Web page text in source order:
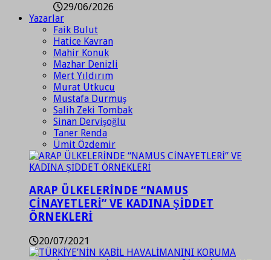
29/06/2026
Yazarlar
Faik Bulut
Hatice Kavran
Mahir Konuk
Mazhar Denizli
Mert Yıldırım
Murat Utkucu
Mustafa Durmuş
Salih Zeki Tombak
Sinan Dervişoğlu
Taner Renda
Ümit Özdemir
ARAP ÜLKELERİNDE “NAMUS
CİNAYETLERİ” VE KADINA ŞİDDET
ÖRNEKLERİ
20/07/2021